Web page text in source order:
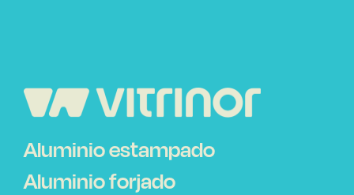
Aluminio estampado
Aluminio forjado